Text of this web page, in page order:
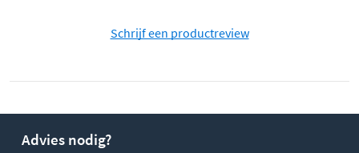
Schrijf een productreview
Advies nodig?